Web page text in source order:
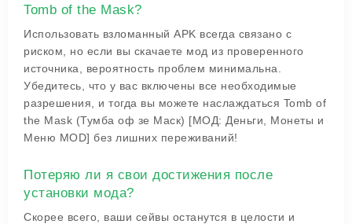
Tomb of the Mask?
Использовать взломанный APK всегда связано с
риском, но если вы скачаете мод из проверенного
источника, вероятность проблем минимальна.
Убедитесь, что у вас включены все необходимые
разрешения, и тогда вы можете наслаждаться Tomb of
the Mask (Тумба оф зе Маск) [МОД: Деньги, Монеты и
Меню MOD] без лишних переживаний!
Потеряю ли я свои достижения после
установки мода?
Скорее всего, ваши сейвы останутся в целости и